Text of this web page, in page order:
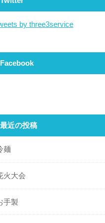
by three3service
Facebook
最近の投稿
麺
火大会
手製